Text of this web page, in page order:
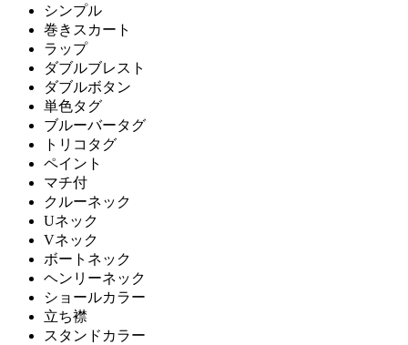
シンプル
巻きスカート
ラップ
ダブルブレスト
ダブルボタン
単色タグ
ブルーバータグ
トリコタグ
ペイント
マチ付
クルーネック
Uネック
Vネック
ボートネック
ヘンリーネック
ショールカラー
立ち襟
スタンドカラー